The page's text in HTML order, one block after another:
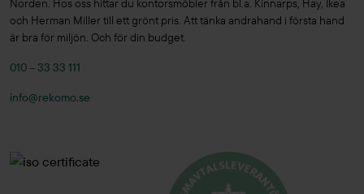
Norden. Hos oss hittar du kontorsmöbler från bl.a. Kinnarps, Hay, Ikea
och Herman Miller till ett grönt pris. Att tänka andrahand i första hand
är bra för miljön. Och för din budget.
010 – 33 33 111
info@rekomo.se